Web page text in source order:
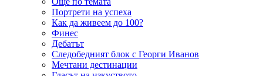
Портрети на успеха
Как да живеем до 100?
Финес
Дебатът
Следобедният блок с Георги Иванов
Мечтани дестинации